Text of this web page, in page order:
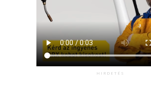
HIRDETÉS